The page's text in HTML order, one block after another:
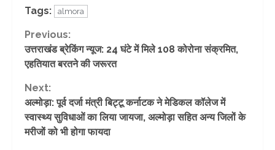
Tags: almora
Continue
Reading
Previous:
उत्तराखंड ब्रेकिंग न्यूज: 24 घंटे में मिले 108 कोरोना संक्रमित,
एहतियात बरतने की जरूरत
Next:
अल्मोड़ा: पूर्व दर्जा मंत्री बिट्टू कर्नाटक ने मेडिकल कॉलेज में
स्वास्थ्य सुविधाओं का लिया जायजा, अल्मोड़ा सहित अन्य जिलों के
मरीजों को भी होगा फायदा